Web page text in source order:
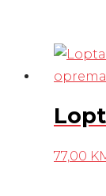
77,00